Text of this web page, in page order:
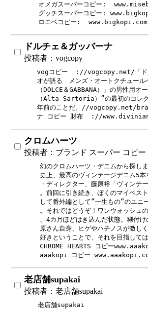
オメガスーパーコピー:
グッチスーパーコピー:
ドルチェ＆ガッバーナ
投稿者：vogcopy
vogコピー  ://vogcopy.net/「ドル
オが語る　メンズ・オートクチュー
（DOLCE＆GABBANA）」の男性用
（Alta Sartoria）”の最初のコレク
年前のことだ。//vogcopy.net/
クロムハーツ
投稿者：ブランド スーパー コピー
幻のクロムハーツ・デニムから探し
史上、最高のヴィンテージデニム5
・ディレクター、藤原裕「ヴィンテ
。前回に引き続き、ぼくのマイベス
して番外編として”一生もの”のユニ
。それではどうぞ！ワンウォッシュ
、4カ月ほどはき込んだ状態。糊付
原さん自身、ヒゲやハチノスが激し
好きということで、それを目指して
CHROME HEARTS コピー
老店舗supakai
投稿者：老店舗supakai
老店舗supakai